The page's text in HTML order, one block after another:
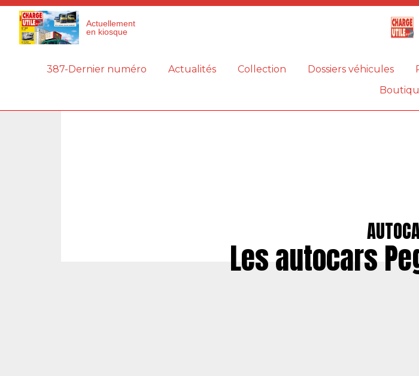
Actuellement
en kiosque
387-Dernier numéro Actualités Collection Dossiers véhicules
Les autocars
Panneau de gestion des cookies